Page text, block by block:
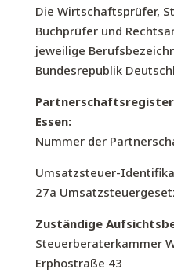
Die Wirtschaftsprüfer,
Buchprüfer und
jeweilige
Bundesrepublik
Essen:
Nummer der
Umsatzsteuer-
27a
Zuständige
Steuerberaterkammer
Erphostraße 43